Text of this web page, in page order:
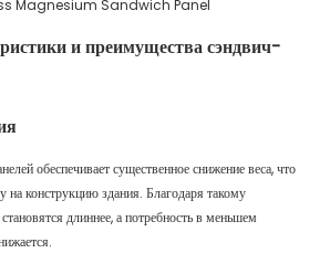
и преимущества сэндвич-
обеспечивает существенное снижение веса, что
конструкцию здания. Благодаря такому
длиннее, а потребность в меньшем